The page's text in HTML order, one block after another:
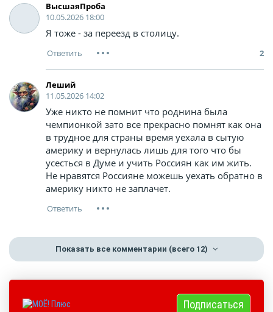
ВысшаяПроба
10.05.2026 18:00
Я тоже - за переезд в столицу.
2
Леший
11.05.2026 14:02
Уже никто не помнит что роднина была
чемпионкой зато все прекрасно помнят как она
в трудное для страны время уехала в сытую
америку и вернулась лишь для того что бы
усесться в Думе и учить Россиян как им жить.
Не нравятся Россияне можешь уехать обратно в
америку никто не заплачет.
Показать все комментарии (всего 12)
Подписаться